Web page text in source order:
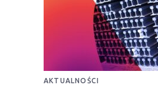
AKTUALNOŚCI